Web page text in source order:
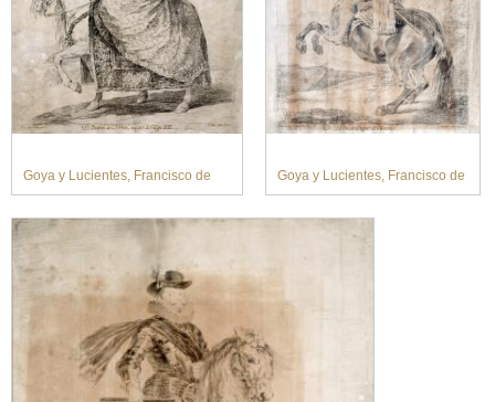
Goya y Lucientes, Francisco de Goya y Lucientes, Francisco de